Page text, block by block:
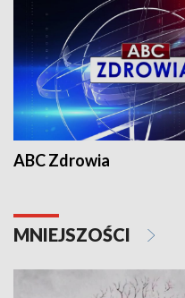
ABC Zdrowia
MNIEJSZOŚCI